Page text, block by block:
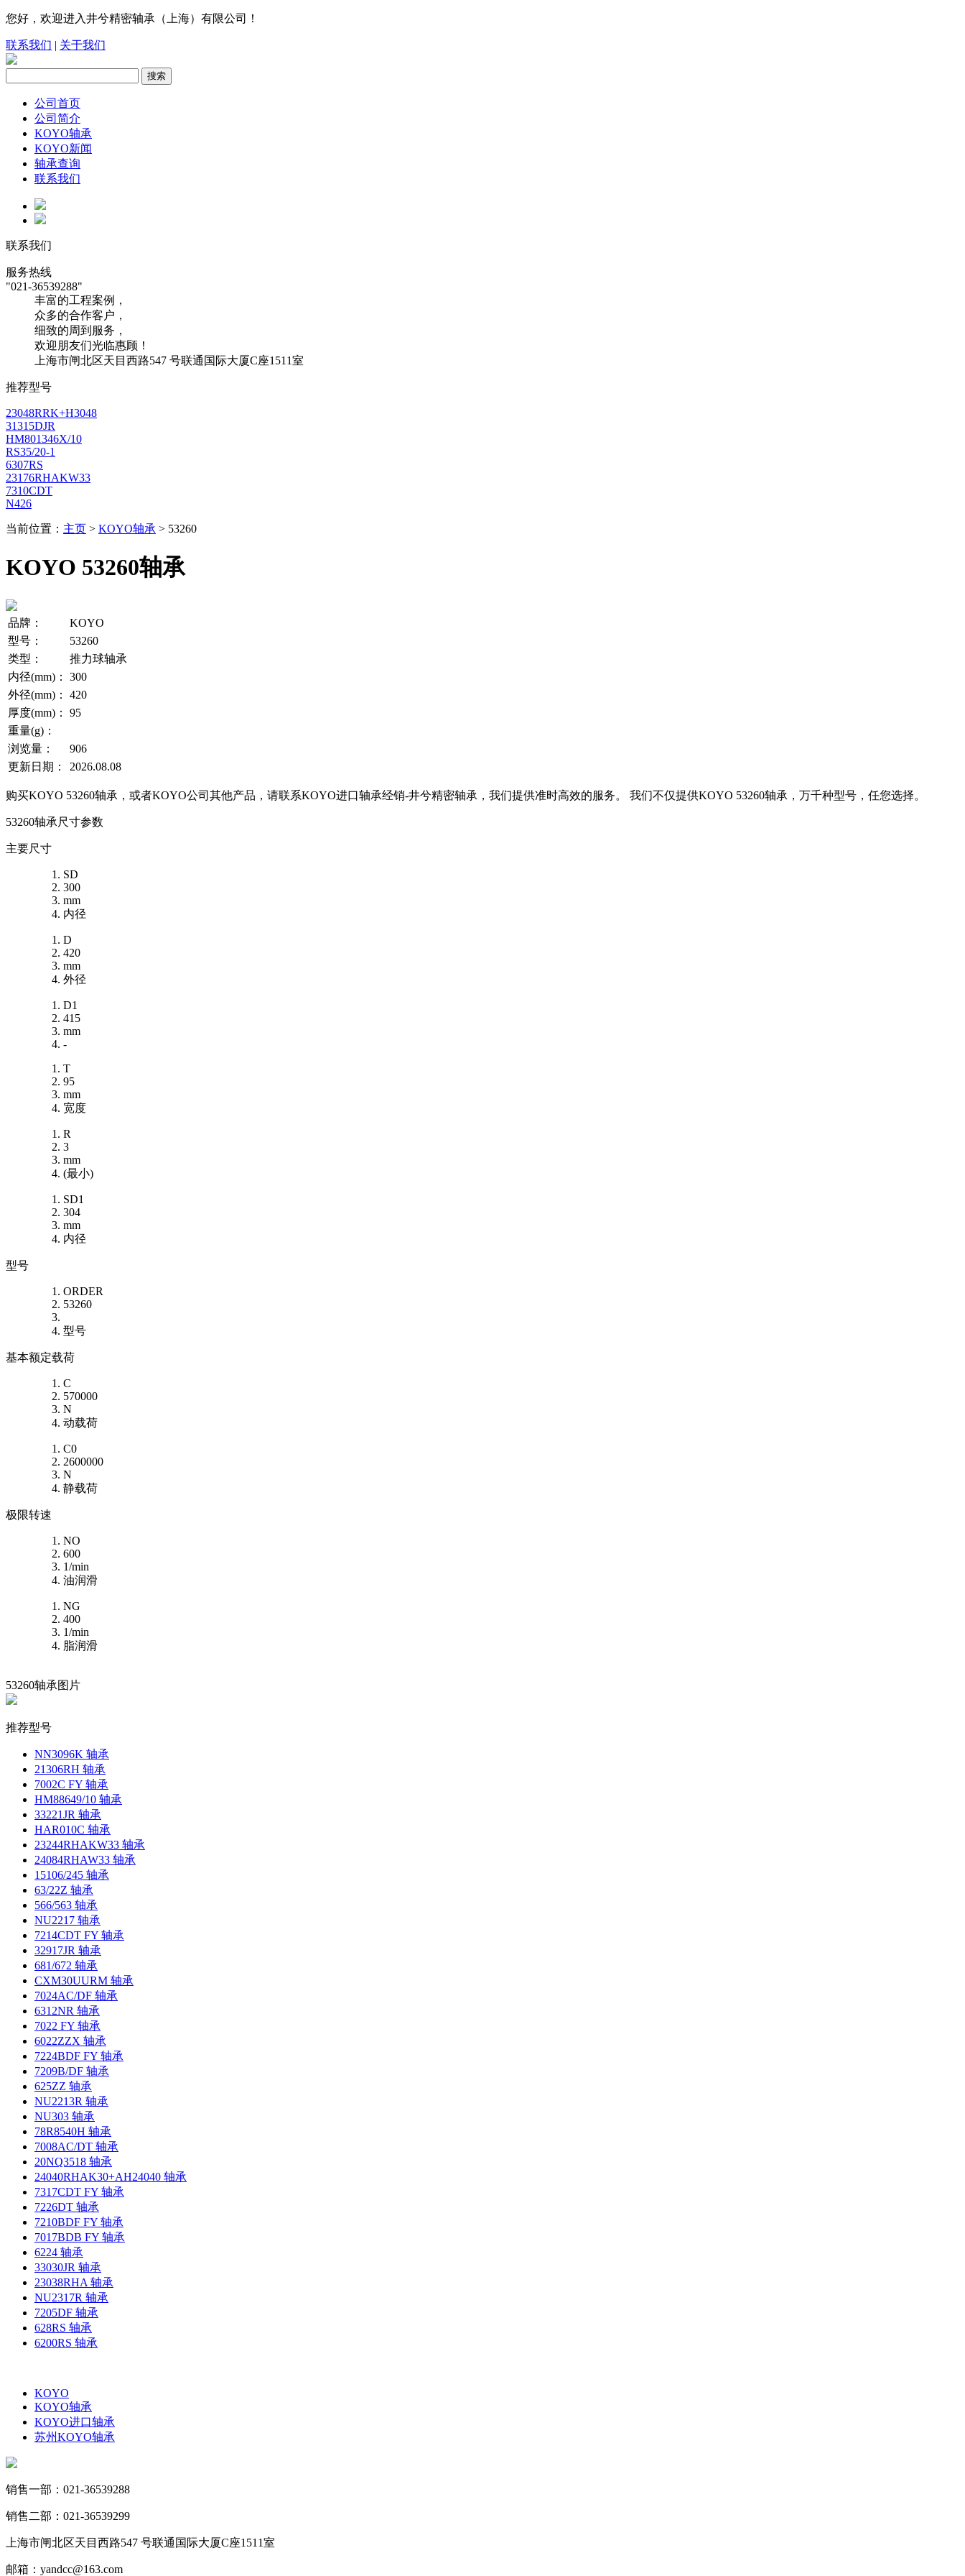
您好，欢迎进入井兮精密轴承（上海）有限公司！
联系我们 | 关于我们
公司首页
公司简介
KOYO轴承
KOYO新闻
轴承查询
联系我们
联系我们
服务热线
"021-36539288"
丰富的工程案例，
众多的合作客户，
细致的周到服务，
欢迎朋友们光临惠顾！
上海市闸北区天目西路547 号联通国际大厦C座1511室
推荐型号
23048RRK+H3048
31315DJR
HM801346X/10
RS35/20-1
6307RS
23176RHAKW33
7310CDT
N426
当前位置： 主页 > KOYO轴承 > 53260
KOYO 53260轴承
品牌：
KOYO
型号：
53260
类型：
推力球轴承
内径(mm)：
300
外径(mm)：
420
厚度(mm)：
95
重量(g)：
浏览量：
906
更新日期：
2026.08.08
购买KOYO 53260轴承，或者KOYO公司其他产品，请联系KOYO进口轴承经销-井兮精密轴承，我们提供准时高效的服务。 我们不仅提供KOYO 53260轴承，万千种型号，任您选择。
53260轴承尺寸参数
主要尺寸
SD
300
mm
内径
D
420
mm
外径
D1
415
mm
-
T
95
mm
宽度
R
3
mm
(最小)
SD1
304
mm
内径
型号
ORDER
53260
型号
基本额定载荷
C
570000
N
动载荷
C0
2600000
N
静载荷
极限转速
NO
600
1/min
油润滑
NG
400
1/min
脂润滑
53260轴承图片
推荐型号
NN3096K 轴承
21306RH 轴承
7002C FY 轴承
HM88649/10 轴承
33221JR 轴承
HAR010C 轴承
23244RHAKW33 轴承
24084RHAW33 轴承
15106/245 轴承
63/22Z 轴承
566/563 轴承
NU2217 轴承
7214CDT FY 轴承
32917JR 轴承
681/672 轴承
CXM30UURM 轴承
7024AC/DF 轴承
6312NR 轴承
7022 FY 轴承
6022ZZX 轴承
7224BDF FY 轴承
7209B/DF 轴承
625ZZ 轴承
NU2213R 轴承
NU303 轴承
78R8540H 轴承
7008AC/DT 轴承
20NQ3518 轴承
24040RHAK30+AH24040 轴承
7317CDT FY 轴承
7226DT 轴承
7210BDF FY 轴承
7017BDB FY 轴承
6224 轴承
33030JR 轴承
23038RHA 轴承
NU2317R 轴承
7205DF 轴承
628RS 轴承
6200RS 轴承
KOYO
KOYO轴承
KOYO进口轴承
苏州KOYO轴承
销售一部：021-36539288
销售二部：021-36539299
上海市闸北区天目西路547 号联通国际大厦C座1511室
邮箱：yandcc@163.com